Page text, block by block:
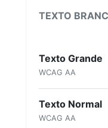
TEXTO
Texto Grande
WCAG AA
Texto Normal
WCAG AA